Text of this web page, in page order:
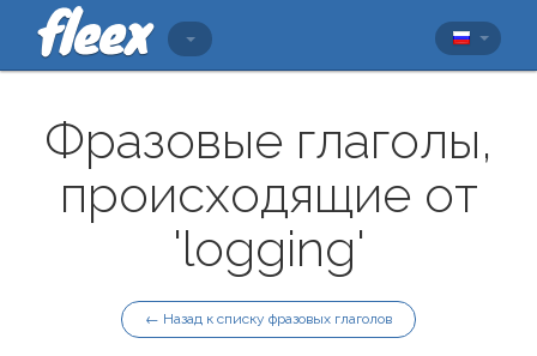
Фразовые глаголы,
происходящие от
'logging'
← Назад к списку фразовых глаголов